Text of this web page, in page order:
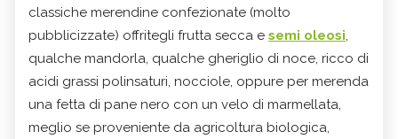
classiche merendine confezionate (molto
pubblicizzate) offritegli frutta secca e semi oleosi,
qualche mandorla, qualche gheriglio di noce, ricco di
acidi grassi polinsaturi, nocciole, oppure per merenda
una fetta di pane nero con un velo di marmellata,
meglio se proveniente da agricoltura biologica,